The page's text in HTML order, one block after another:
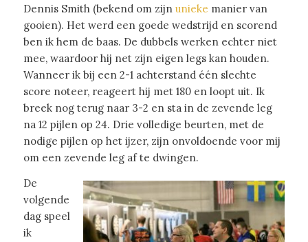
Dennis Smith (bekend om zijn unieke manier van
gooien). Het werd een goede wedstrijd en scorend
ben ik hem de baas. De dubbels werken echter niet
mee, waardoor hij net zijn eigen legs kan houden.
Wanneer ik bij een 2-1 achterstand één slechte
score noteer, reageert hij met 180 en loopt uit. Ik
breek nog terug naar 3-2 en sta in de zevende leg
na 12 pijlen op 24. Drie volledige beurten, met de
nodige pijlen op het ijzer, zijn onvoldoende voor mij
om een zevende leg af te dwingen.
De
volgende
dag speel
ik